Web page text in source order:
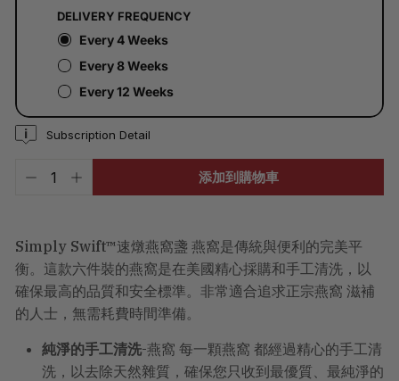
DELIVERY FREQUENCY
Every 4 Weeks
Every 8 Weeks
Every 12 Weeks
Subscription Detail
添加到購物車
Simply Swift™速燉燕窩盞 燕窩是傳統與便利的完美平
衡。這款六件裝的燕窩是在美國精心採購和手工清洗，以
確保最高的品質和安全標準。非常適合追求正宗燕窩 滋補
的人士，無需耗費時間準備。
純淨的手工清洗-燕窩 每一顆燕窩 都經過精心的手工清
洗，以去除天然雜質，確保您只收到最優質、最純淨的